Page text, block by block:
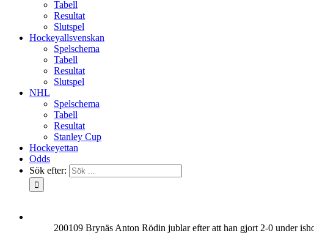
Tabell
Resultat
Slutspel
Hockeyallsvenskan
Spelschema
Tabell
Resultat
Slutspel
NHL
Spelschema
Tabell
Resultat
Stanley Cup
Hockeyettan
Odds
Sök efter:
200109 Brynäs Anton Rödin jublar efter att han gjort 2-0 under